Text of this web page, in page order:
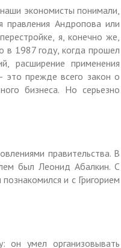
экономисты понимали,
Андропова или
я, конечно же,
в 1987 году, когда прошел
расширение применения
прежде всего закон о
бизнеса. Но серьезно
правительства. В
был Леонид Абалкин. С
и с Григорием
умел организовывать